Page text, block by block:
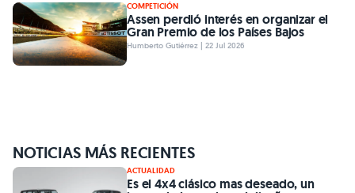
COMPETICIÓN
Assen perdió interés en organizar el
Gran Premio de los Países Bajos
Humberto Gutiérrez | 22 Jul 2026
NOTICIAS MÁS RECIENTES
ACTUALIDAD
Es el 4x4 clásico mas deseado, un